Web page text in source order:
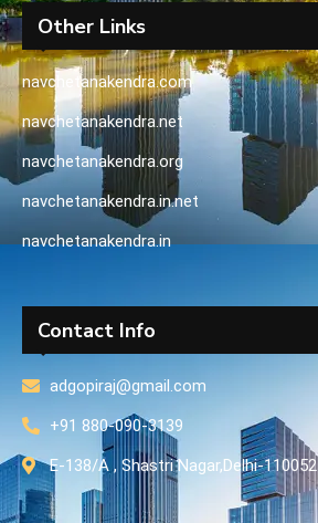
Other Links
navchetanakendra.com
navchetanakendra.net
navchetanakendra.org
navchetanakendra.in.net
navchetanakendra.in
Contact Info
adgopiraj@gmail.com
+91 880-090-3139
E-138/A , Shastri Nagar,Delhi-110052